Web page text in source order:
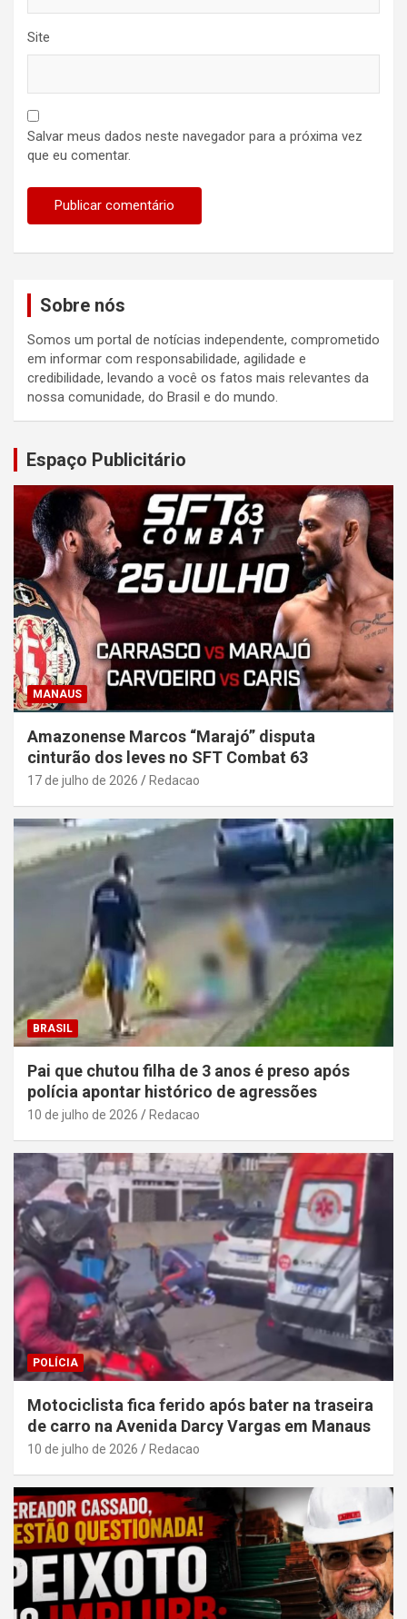
Site
Salvar meus dados neste navegador para a próxima vez
que eu comentar.
Sobre nós
Somos um portal de notícias independente, comprometido
em informar com responsabilidade, agilidade e
credibilidade, levando a você os fatos mais relevantes da
nossa comunidade, do Brasil e do mundo.
Espaço Publicitário
MANAUS
Amazonense Marcos “Marajó” disputa
cinturão dos leves no SFT Combat 63
17 de julho de 2026 Redacao
BRASIL
Pai que chutou filha de 3 anos é preso após
polícia apontar histórico de agressões
10 de julho de 2026 Redacao
POLÍCIA
Motociclista fica ferido após bater na traseira
de carro na Avenida Darcy Vargas em Manaus
10 de julho de 2026 Redacao